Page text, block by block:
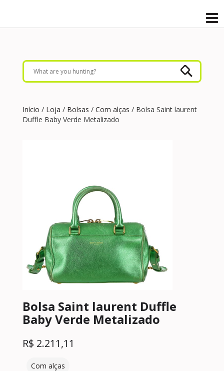
Início / Loja / Bolsas / Com alças / Bolsa Saint laurent
Duffle Baby Verde Metalizado
Bolsa Saint laurent Duffle
Baby Verde Metalizado
R$ 2.211,11
Com alças